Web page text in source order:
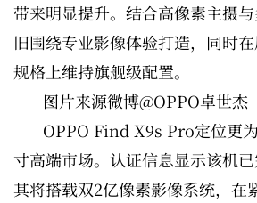
带来明显提升。结合高像素主摄
旧围绕专业影像体验打造，同时
规格上维持旗舰级配置。
图片来源微博@OPPO卓世杰
OPPO Find X9s Pro定位更
寸高端市场。认证信息显示该机
其将搭载双2亿像素影像系统，在